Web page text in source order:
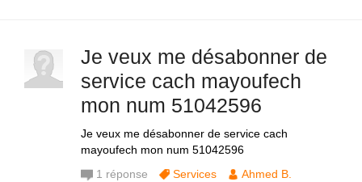
Je veux me désabonner de
service cach mayoufech
mon num 51042596
Je veux me désabonner de service cach
mayoufech mon num 51042596
1 réponse Services
Ahmed B.